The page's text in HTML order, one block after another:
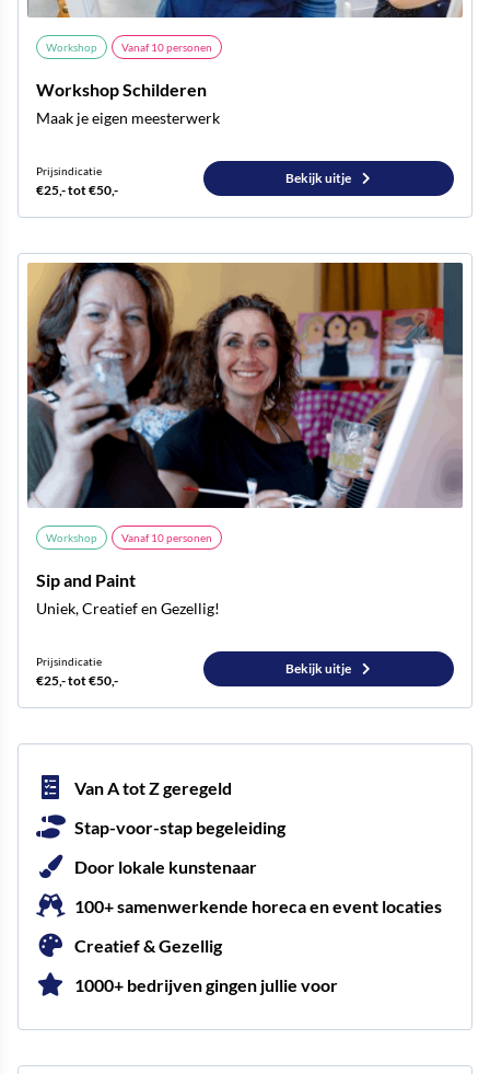
Workshop Vanaf10personen
Workshop Schilderen
Maak je eigen meesterwerk
Prijsindicatie
€25,- tot €50,-
Bekijk uitje
Workshop Vanaf10personen
Sip and Paint
Uniek, Creatief en Gezellig!
Prijsindicatie
€25,- tot €50,-
Bekijk uitje
Van A tot Z geregeld
Stap-voor-stap begeleiding
Door lokale kunstenaar
100+ samenwerkende horeca en event locaties
Creatief & Gezellig
1000+ bedrijven gingen jullie voor